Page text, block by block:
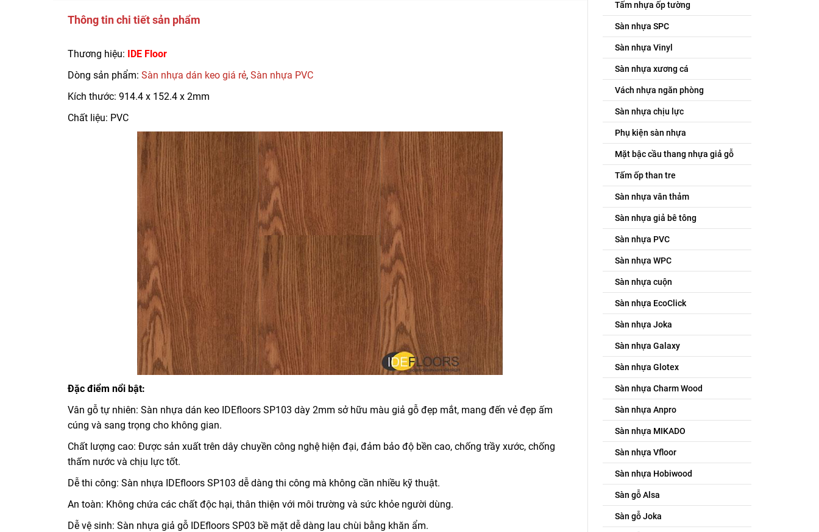
Thông tin chi tiết sản phẩm
Thương hiệu: IDE Floor
Dòng sản phẩm: Sàn nhựa dán keo giá rẻ, Sàn nhựa PVC
Kích thước: 914.4 x 152.4 x 2mm
Chất liệu: PVC
Đặc điểm nổi bật:
Vân gỗ tự nhiên: Sàn nhựa dán keo IDEfloors SP103 dày 2mm sở hữu màu giả gỗ đẹp mắt, mang đến vẻ đẹp ấm
cúng và sang trọng cho không gian.
Chất lượng cao: Được sản xuất trên dây chuyền công nghệ hiện đại, đảm bảo độ bền cao, chống trầy xước, chống
thấm nước và chịu lực tốt.
Dễ thi công: Sàn nhựa IDEfloors SP103 dễ dàng thi công mà không cần nhiều kỹ thuật.
An toàn: Không chứa các chất độc hại, thân thiện với môi trường và sức khỏe người dùng.
Dễ vệ sinh: Sàn nhựa giả gỗ IDEfloors SP03 bề mặt dễ dàng lau chùi bằng khăn ẩm.
Tấm nhựa ốp tường
Sàn nhựa SPC
Sàn nhựa Vinyl
Sàn nhựa xương cá
Vách nhựa ngăn phòng
Sàn nhựa chịu lực
Phụ kiện sàn nhựa
Mặt bậc cầu thang nhựa giả gỗ
Tấm ốp than tre
Sàn nhựa vân thảm
Sàn nhựa giả bê tông
Sàn nhựa PVC
Sàn nhựa WPC
Sàn nhựa cuộn
Sàn nhựa EcoClick
Sàn nhựa Joka
Sàn nhựa Galaxy
Sàn nhựa Glotex
Sàn nhựa Charm Wood
Sàn nhựa Anpro
Sàn nhựa MIKADO
Sàn nhựa Vfloor
Sàn nhựa Hobiwood
Sàn gỗ Alsa
Sàn gỗ Joka